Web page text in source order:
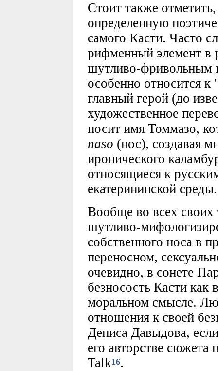
Стоит также
определенную
самого Касти. Часто
рифменный элемент в
шутливо-фривольным
особенно относится к
главный герой (до
художественное
носит имя Томмазо,
naso (нос), создавая
иронического
относящиеся к
екатерининской среды.
Вообще во всех своих
шутливо-
собственного носа в
переносном,
очевидно, в сонете
безносость Касти как
моральном смысле.
отношения к своей
Дениса Давыдова,
его авторстве сюжета
Talk16.